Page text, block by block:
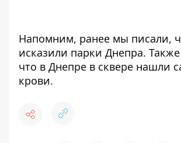
Напомним, ранее мы писали,
исказили парки Днепра.
что в Днепре в сквере нашли
крови.